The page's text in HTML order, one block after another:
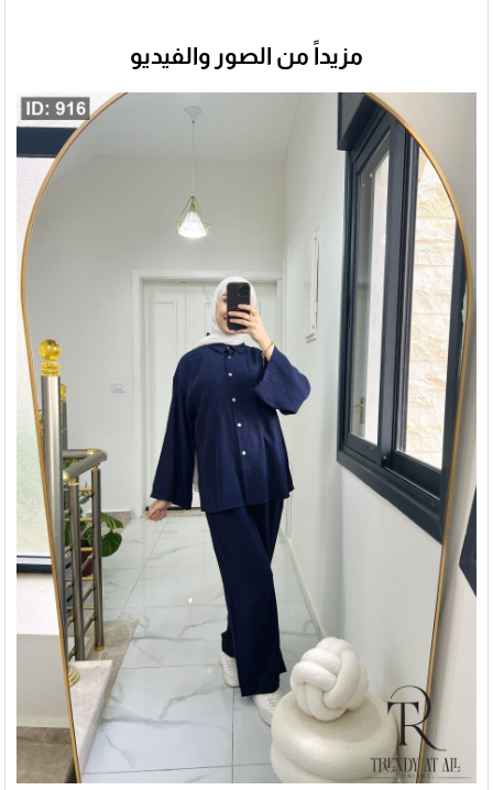
مزيداً من الصور والفيديو